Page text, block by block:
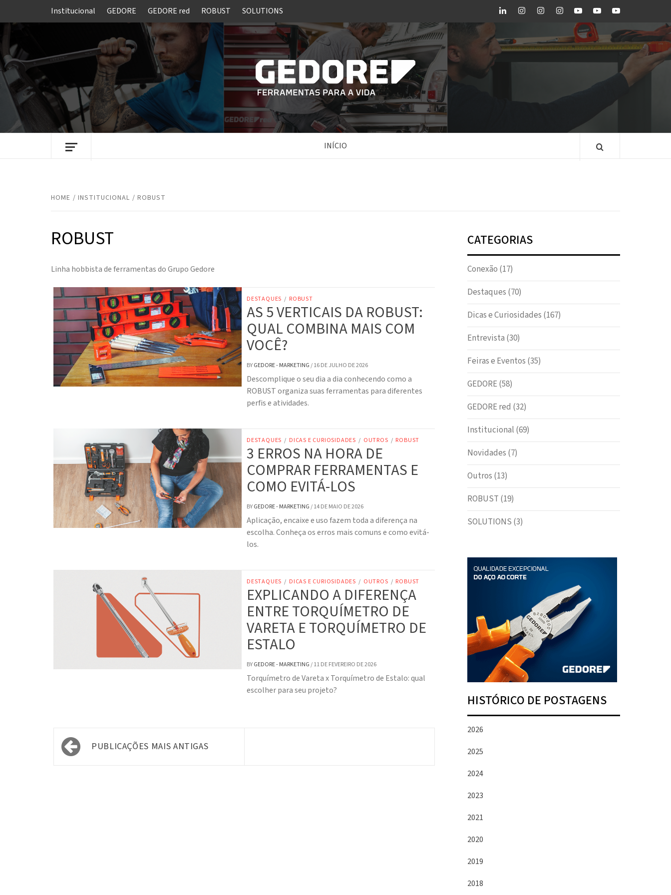
Institucional GEDORE GEDORE red ROBUST SOLUTIONS LinkedInInstagramInstagram
red
Instagram
ROBUST
Youtube
GEDORE
Youtube
GEDORE
red
Youtube
ROBUST
BLOG GEDORE
BRASIL
FERRAMENTAS GEDORE DO BRASIL
INÍCIO
HOME INSTITUCIONAL ROBUST
ROBUST
Linha hobbista de ferramentas do Grupo Gedore
DESTAQUES / ROBUST
AS 5 VERTICAIS DA ROBUST:
QUAL COMBINA MAIS COM
VOCÊ?
BYGEDORE - MARKETING/16 DE JULHO DE 2026
Descomplique o seu dia a dia conhecendo como a
ROBUST organiza suas ferramentas para diferentes
perfis e atividades.
DESTAQUES / DICAS E CURIOSIDADES / OUTROS / ROBUST
3 ERROS NA HORA DE
COMPRAR FERRAMENTAS E
COMO EVITÁ-LOS
BYGEDORE - MARKETING/14 DE MAIO DE 2026
Aplicação, encaixe e uso fazem toda a diferença na
escolha. Conheça os erros mais comuns e como evitá-
los.
DESTAQUES / DICAS E CURIOSIDADES / OUTROS / ROBUST
EXPLICANDO A DIFERENÇA
ENTRE TORQUÍMETRO DE
VARETA E TORQUÍMETRO DE
ESTALO
BYGEDORE - MARKETING/11 DE FEVEREIRO DE 2026
Torquímetro de Vareta x Torquímetro de Estalo: qual
escolher para seu projeto?
Navegação
por
PUBLICAÇÕES MAIS ANTIGAS
CATEGORIAS
Conexão (17)
Destaques (70)
Dicas e Curiosidades (167)
Entrevista (30)
Feiras e Eventos (35)
GEDORE(58)
GEDORE red (32)
Institucional (69)
Novidades (7)
Outros (13)
ROBUST (19)
SOLUTIONS (3)
HISTÓRICO DE POSTAGENS
2026
2025
2024
2023
2021
2020
2019
2018